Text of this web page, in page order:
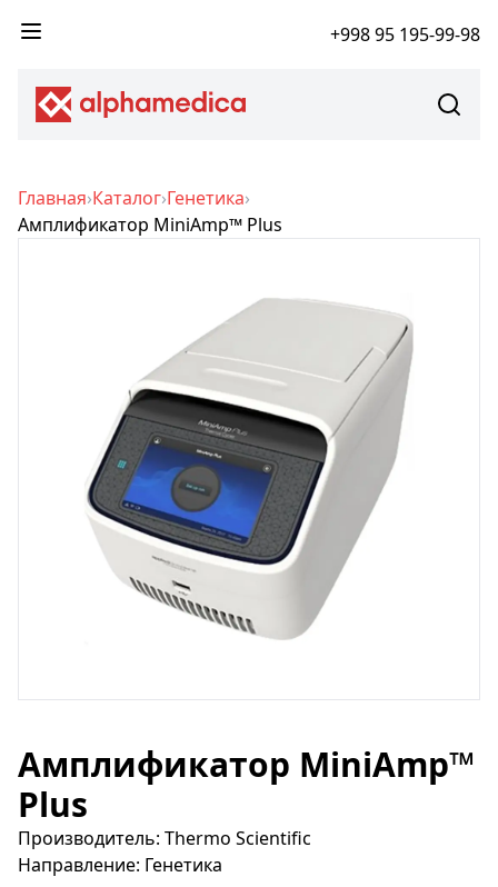
+998 95 195-99-98
Главная›Каталог›Генетика›
Амплификатор MiniAmp™ Plus
Амплификатор MiniAmp™
Plus
Производитель: Thermo Scientific
Направление: Генетика